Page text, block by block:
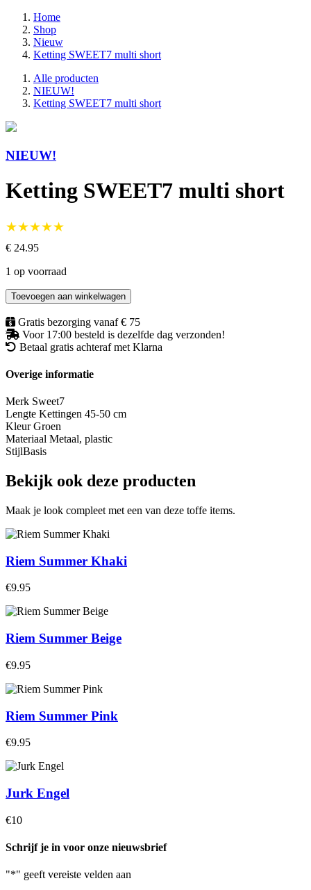
Home
Shop
Nieuw
Ketting SWEET7 multi short
Alle producten
NIEUW!
Ketting SWEET7 multi short
NIEUW!
Ketting SWEET7 multi short
★★★★★
€ 24.95
1 op voorraad
Toevoegen aan winkelwagen
Gratis bezorging vanaf € 75
Voor 17:00 besteld is dezelfde dag verzonden!
Betaal gratis achteraf met Klarna
Overige informatie
Merk Sweet7
Lengte Kettingen 45-50 cm
Kleur Groen
Materiaal Metaal, plastic
StijlBasis
Bekijk ook deze producten
Maak je look compleet met een van deze toffe items.
Riem Summer Khaki
€9.95
Riem Summer Beige
€9.95
Riem Summer Pink
€9.95
Jurk Engel
€10
Schrijf je in voor onze nieuwsbrief
"*" geeft vereiste velden aan